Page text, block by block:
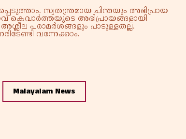
സ്വതന്ത്രമായ ചിന്തയും അഭിപ്രായ
കെവാർത്തയുടെ അഭിപ്രായങ്ങളായി
പരാമർശങ്ങളും പാടുള്ളതല്ല.
വന്നേക്കാം.
Malayalam News